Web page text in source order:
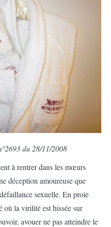
du 28/11/2008
à rentrer dans les mœurs
déception amoureuse que
sexuelle. En proie
où la virilité est hissée sur
avouer ne pas atteindre le